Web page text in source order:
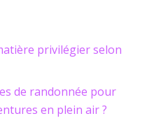
privilégier selon
de randonnée pour
en plein air ?